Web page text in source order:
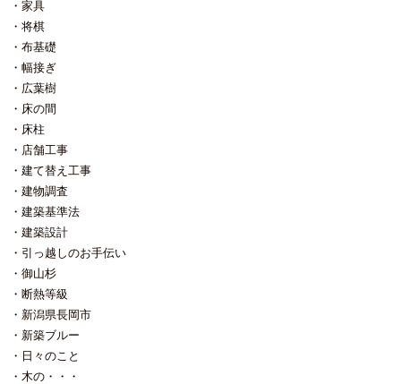
家具
将棋
布基礎
幅接ぎ
広葉樹
床の間
床柱
店舗工事
建て替え工事
建物調査
建築基準法
建築設計
引っ越しのお手伝い
御山杉
断熱等級
新潟県長岡市
新築ブルー
日々のこと
木の・・・